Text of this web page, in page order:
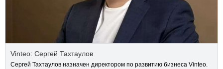
Vinteo: Сергей Тахтаулов
Сергей Тахтаулов назначен директором по развитию бизнеса Vinteo.